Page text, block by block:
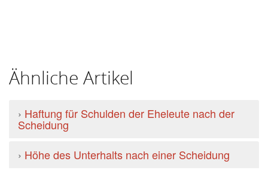
Ähnliche Artikel
› Haftung für Schulden der Eheleute nach der
Scheidung
› Höhe des Unterhalts nach einer Scheidung